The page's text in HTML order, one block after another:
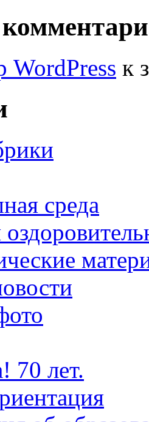
WordPress к
среда
70 лет.